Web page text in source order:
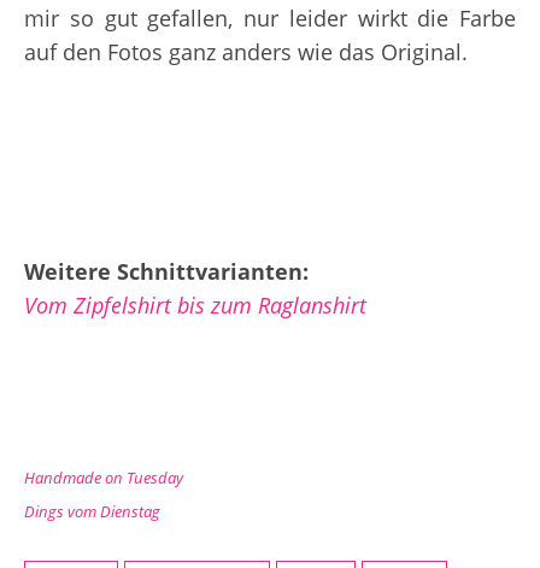
mir so gut gefallen, nur leider wirkt die Farbe
auf den Fotos ganz anders wie das Original.
Weitere Schnittvarianten:
Vom Zipfelshirt bis zum Raglanshirt
Handmade on Tuesday
Dings vom Dienstag